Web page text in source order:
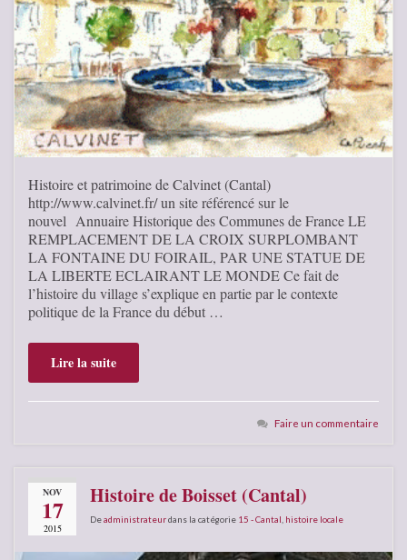
Histoire et patrimoine de Calvinet (Cantal)
http://www.calvinet.fr/ un site référencé sur le
nouvel Annuaire Historique des Communes de France LE
REMPLACEMENT DE LA CROIX SURPLOMBANT
LA FONTAINE DU FOIRAIL, PAR UNE STATUE DE
LA LIBERTE ECLAIRANT LE MONDE Ce fait de
l’histoire du village s’explique en partie par le contexte
politique de la France du début …
Lire la suite
Faire un commentaire
NOV
17
2015
Histoire de Boisset (Cantal)
Deadministrateurdans la catégorie 15 - Cantal histoire locale